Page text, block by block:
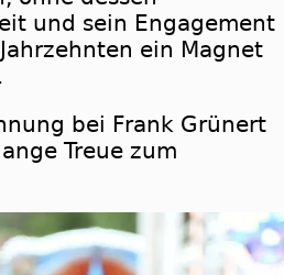
und sein Engagement
ein Magnet
bei Frank Grünert
Treue zum